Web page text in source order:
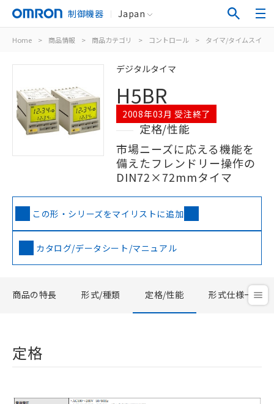
制御機器 Japan
Home > 商品情報 > 商品カテゴリ > コントロール > タイマ/タイムスイッ
デジタルタイマ
H5BR
2008年03月 受注終了
定格/性能
市場ニーズに応える機能を
備えたフレンドリー操作の
DIN72×72mmタイマ
この形・シリーズをマイリストに追加
カタログ/データシート/マニュアル
商品の特長 形式/種類 定格/性能 形式仕様一覧
定格